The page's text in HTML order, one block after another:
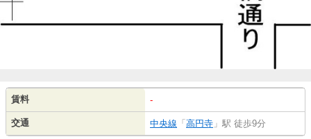
賃料 -
交通 中央線 「 高円寺 」駅 徒歩9分